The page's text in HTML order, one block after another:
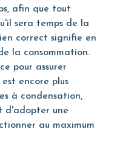
afin que tout
sera temps de la
correct signifie en
la consommation.
pour assurer
encore plus
à condensation,
d'adopter une
au maximum